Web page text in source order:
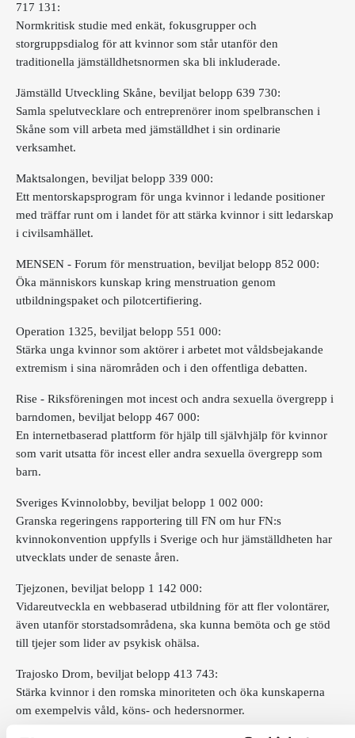
717 131:
Normkritisk studie med enkät, fokusgrupper och
storgruppsdialog för att kvinnor som står utanför den
traditionella jämställdhetsnormen ska bli inkluderade.
Jämställd Utveckling Skåne, beviljat belopp 639 730:
Samla spelutvecklare och entreprenörer inom spelbranschen i
Skåne som vill arbeta med jämställdhet i sin ordinarie
verksamhet.
Maktsalongen, beviljat belopp 339 000:
Ett mentorskapsprogram för unga kvinnor i ledande positioner
med träffar runt om i landet för att stärka kvinnor i sitt ledarskap
i civilsamhället.
MENSEN - Forum för menstruation, beviljat belopp 852 000:
Öka människors kunskap kring menstruation genom
utbildningspaket och pilotcertifiering.
Operation 1325, beviljat belopp 551 000:
Stärka unga kvinnor som aktörer i arbetet mot våldsbejakande
extremism i sina närområden och i den offentliga debatten.
Rise - Riksföreningen mot incest och andra sexuella övergrepp i
barndomen, beviljat belopp 467 000:
En internetbaserad plattform för hjälp till självhjälp för kvinnor
som varit utsatta för incest eller andra sexuella övergrepp som
barn.
Sveriges Kvinnolobby, beviljat belopp 1 002 000:
Granska regeringens rapportering till FN om hur FN:s
kvinnokonvention uppfylls i Sverige och hur jämställdheten har
utvecklats under de senaste åren.
Tjejzonen, beviljat belopp 1 142 000:
Vidareutveckla en webbaserad utbildning för att fler volontärer,
även utanför storstadsområdena, ska kunna bemöta och ge stöd
till tjejer som lider av psykisk ohälsa.
Trajosko Drom, beviljat belopp 413 743:
Stärka kvinnor i den romska minoriteten och öka kunskaperna
om exempelvis våld, köns- och hedersnormer.